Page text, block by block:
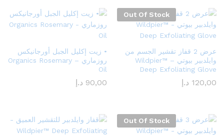
Out Of Stock
عرض 2 قفاز تقشير الجسم من
وايلدبير بيوتي – Wildpier™️
Deep Exfoliating Glove
120,00 د.إ
• زيت إكليل الجبل أورجانيكس
روزماري – Organics Rosemary
Oil
90,00 د.إ
Out Of Stock